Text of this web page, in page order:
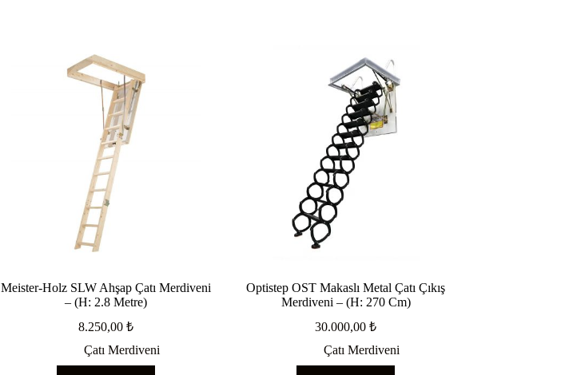
Meister-Holz SLW Ahşap Çatı Merdiveni
– (H: 2.8 Metre)
8.250,00₺
Çatı Merdiveni
Optistep OST Makaslı Metal Çatı Çıkış
Merdiveni – (H: 270 Cm)
30.000,00₺
Çatı Merdiveni